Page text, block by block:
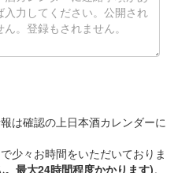
は確認の上日本酒カレンダーに
少々お時間をいただいておりま
最大24時間程度かかります)。